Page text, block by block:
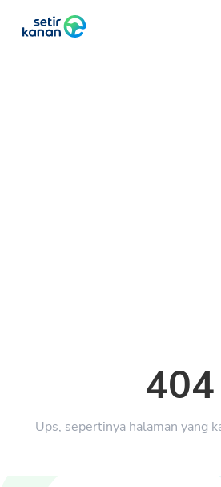
404
Ups, sepertinya halaman yang